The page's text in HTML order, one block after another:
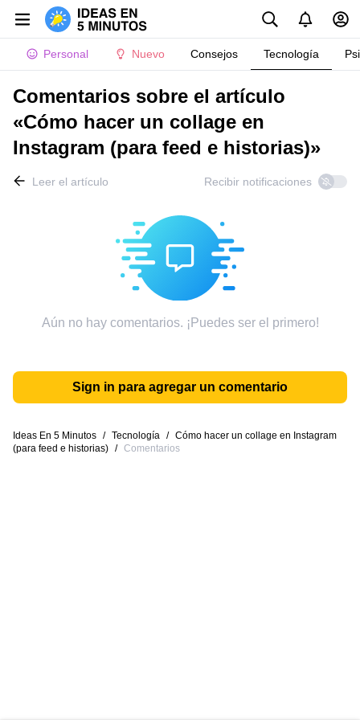
Personal Nuevo Consejos Tecnología
Comentarios sobre el artículo
«Cómo hacer un collage en
Instagram (para feed e historias)»
Leer el artículo Recibir notificaciones
Aún no hay comentarios. ¡Puedes ser el primero!
Sign in para agregar un comentario
Ideas En 5 Minutos / Tecnología / Cómo hacer un collage en Instagram
(para feed e historias) / Comentarios